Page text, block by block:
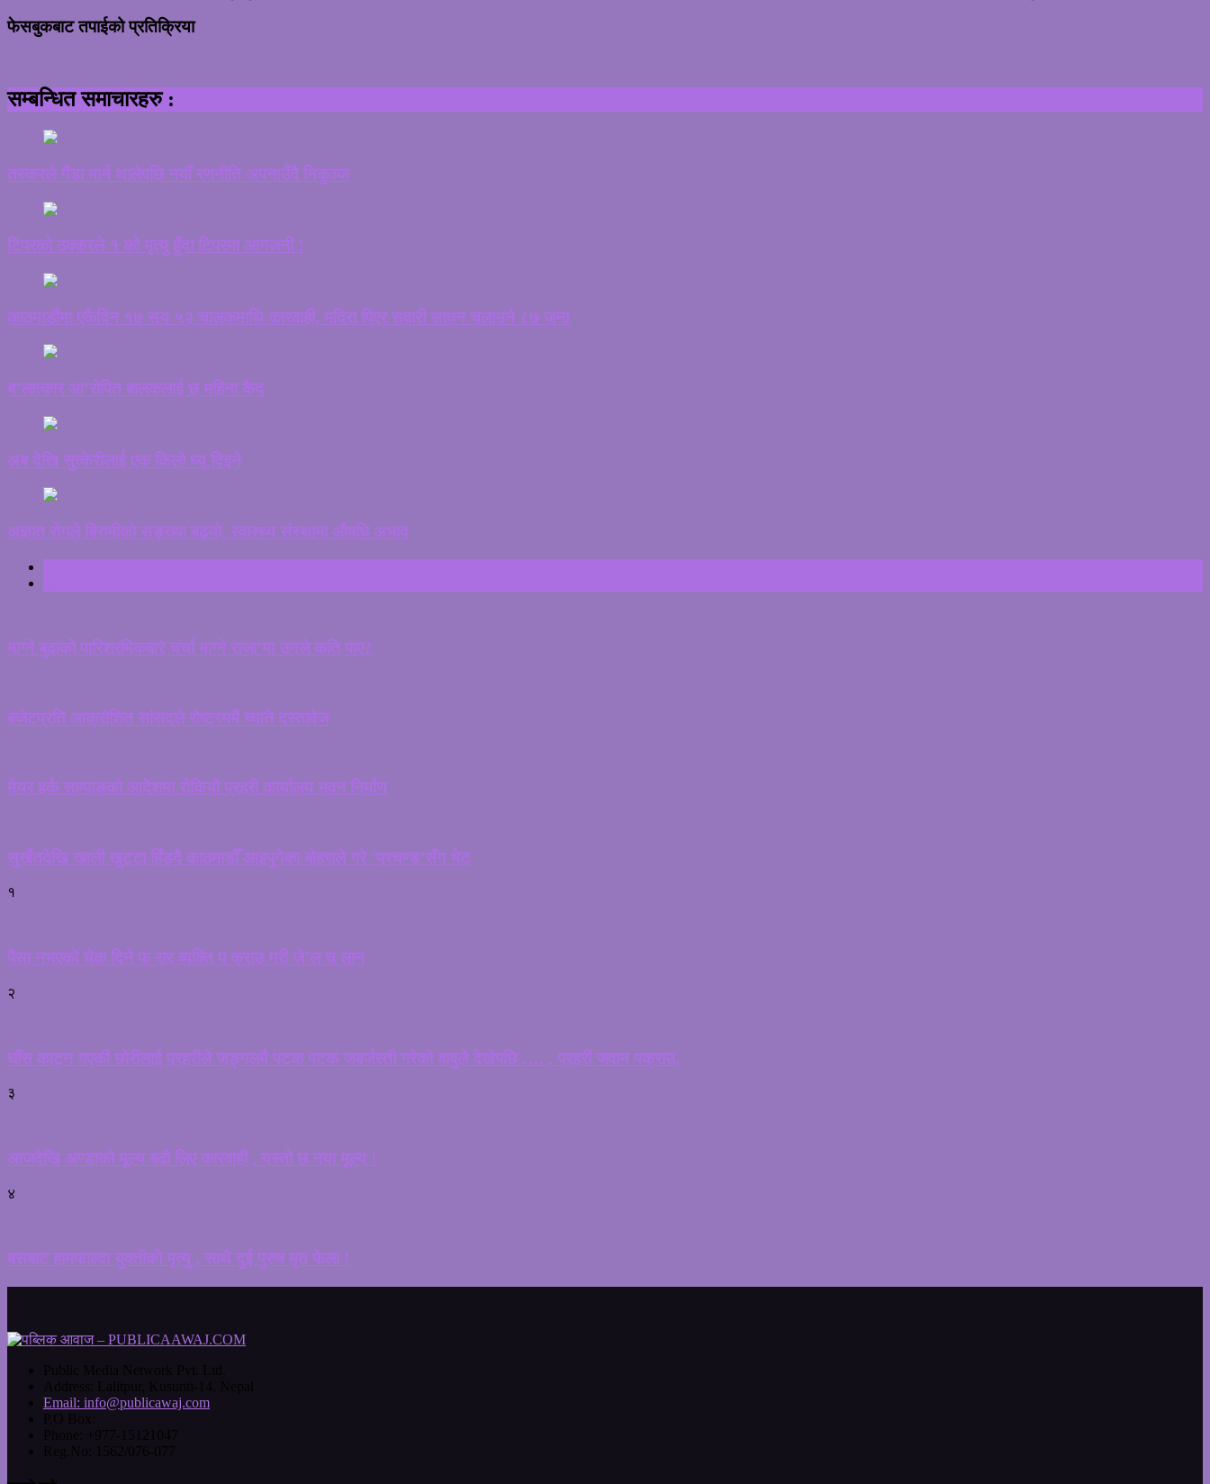
फेसबुकबाट तपाईको प्रतिक्रिया
सम्बन्धित समाचारहरु :
तस्करले गैँडा मार्न थालेपछि नयाँ रणनीति अपनाउँदै निकुञ्ज
टिपरको ठक्करले १ को मृत्यु हुँदा टिपरमा आगजनी !
काठमाडौंमा एकैदिन १७ सय ५२ चालकमाथि कारवाही, मदिरा पिएर सवारी साधन चलाउने ८७ जना
ब’लात्कार आ’रोपित बालकलाई छ महिना कैद
अब देखि सुत्केरीलाई एक किलो घ्यू दिइने
अज्ञात रोगले बिरामीको सङ्ख्या बढ्यो, स्वास्थ्य संस्थामा औषधि अभाव
माग्ने बुढाको पारिश्रमिकबारे चर्चा माग्ने राजा’मा उनले कति पाए?
बजेटप्रति आक्रोशित सांसदले रोष्ट्रममै च्याते दस्तावेज
मेयर हर्क साम्पाङको आदेशमा रोकियो प्रहरी कार्यालय भवन निर्माण
सुर्खेतदेखि खाली खुट्टा हिँड्दै काठमाडौँ आइपुगेका बोहराले गरे ‘प्रचण्ड’सँग भेट
१
पैसा नभएको चेक दिने फ रार ब्यक्ति प क्राउ गरी जे’ल च लान
२
घाँस काट्न गएकी छोरीलाई प्रहरीले जङ्गलमै पटक पटक जबर्जस्ती गरेको बावुले देखेपछि …. , प्रहरी जवान पक्राउ,
३
आजदेखि अण्डाको मूल्य बढी लिए कारवाही , यस्तो छ नया मूल्य !
४
बसबाट हामफाल्दा युवतीको मृत्यु , साथै दुई पुरुष मृत फेला !
Email: info@publicawaj.com